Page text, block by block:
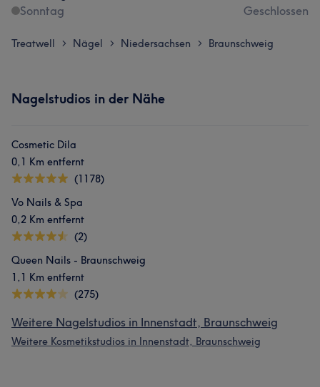
Sonntag
Geschlossen
Treatwell > Nägel > Niedersachsen > Braunschweig
Nagelstudios in der Nähe
Cosmetic Dila
0,1 Km entfernt
(1178)
Vo Nails & Spa
0,2 Km entfernt
(2)
Queen Nails - Braunschweig
1,1 Km entfernt
(275)
Weitere Nagelstudios in Innenstadt, Braunschweig
Weitere Kosmetikstudios in Innenstadt, Braunschweig